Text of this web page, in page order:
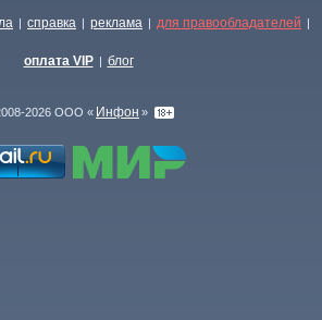
| справка | реклама | для правообладателей |
оплата VIP | блог
2026 ООО « Инфон »